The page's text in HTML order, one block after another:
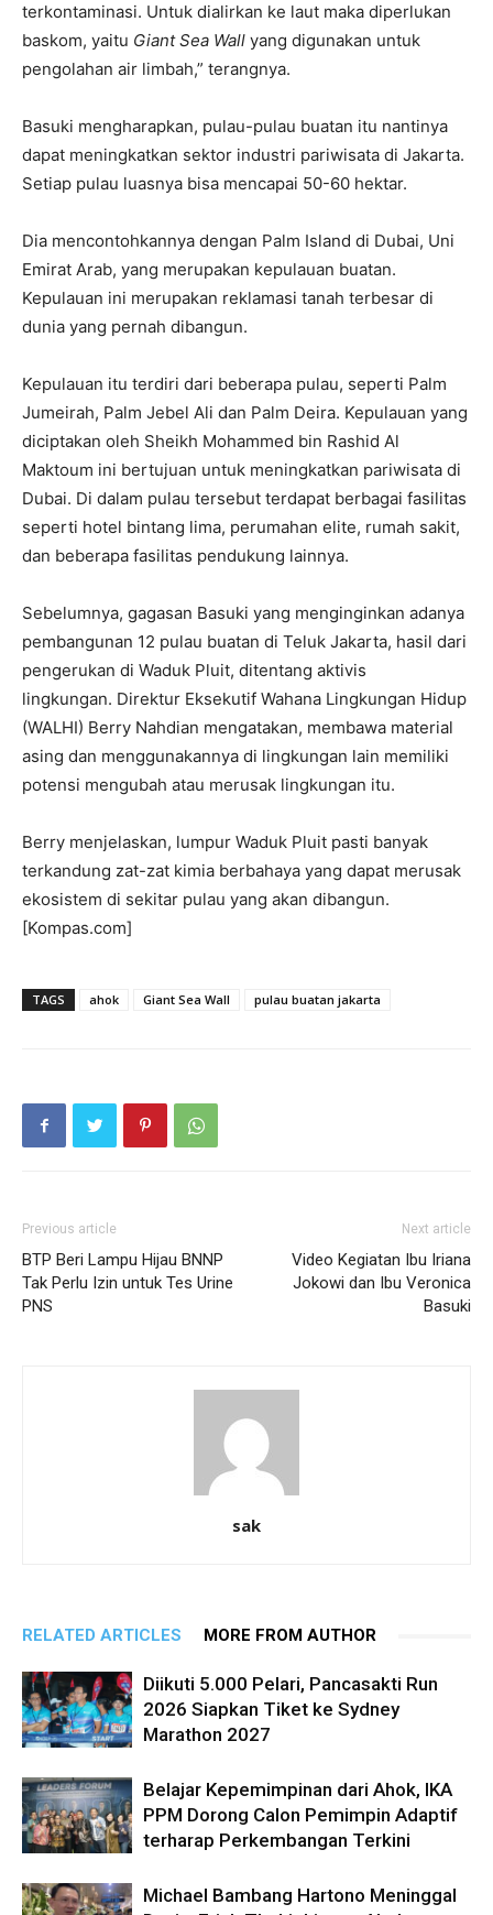
terkontaminasi. Untuk dialirkan ke laut maka diperlukan
baskom, yaitu Giant Sea Wall yang digunakan untuk
pengolahan air limbah,” terangnya.
Basuki mengharapkan, pulau-pulau buatan itu nantinya
dapat meningkatkan sektor industri pariwisata di Jakarta.
Setiap pulau luasnya bisa mencapai 50-60 hektar.
Dia mencontohkannya dengan Palm Island di Dubai, Uni
Emirat Arab, yang merupakan kepulauan buatan.
Kepulauan ini merupakan reklamasi tanah terbesar di
dunia yang pernah dibangun.
Kepulauan itu terdiri dari beberapa pulau, seperti Palm
Jumeirah, Palm Jebel Ali dan Palm Deira. Kepulauan yang
diciptakan oleh Sheikh Mohammed bin Rashid Al
Maktoum ini bertujuan untuk meningkatkan pariwisata di
Dubai. Di dalam pulau tersebut terdapat berbagai fasilitas
seperti hotel bintang lima, perumahan elite, rumah sakit,
dan beberapa fasilitas pendukung lainnya.
Sebelumnya, gagasan Basuki yang menginginkan adanya
pembangunan 12 pulau buatan di Teluk Jakarta, hasil dari
pengerukan di Waduk Pluit, ditentang aktivis
lingkungan. Direktur Eksekutif Wahana Lingkungan Hidup
(WALHI) Berry Nahdian mengatakan, membawa material
asing dan menggunakannya di lingkungan lain memiliki
potensi mengubah atau merusak lingkungan itu.
Berry menjelaskan, lumpur Waduk Pluit pasti banyak
terkandung zat-zat kimia berbahaya yang dapat merusak
ekosistem di sekitar pulau yang akan dibangun.
[Kompas.com]
TAGS ahok Giant Sea Wall pulau buatan jakarta
Previous article
BTP Beri Lampu Hijau BNNP
Tak Perlu Izin untuk Tes Urine
PNS
Next article
Video Kegiatan Ibu Iriana
Jokowi dan Ibu Veronica
Basuki
sak
RELATED ARTICLES MORE FROM AUTHOR
Diikuti 5.000 Pelari, Pancasakti Run
2026 Siapkan Tiket ke Sydney
Marathon 2027
Belajar Kepemimpinan dari Ahok, IKA
PPM Dorong Calon Pemimpin Adaptif
terharap Perkembangan Terkini
Michael Bambang Hartono Meninggal